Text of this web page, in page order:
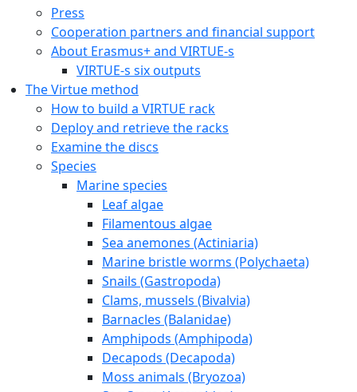
Press
Cooperation partners and financial support
About Erasmus+ and VIRTUE-s
VIRTUE-s six outputs
The Virtue method
How to build a VIRTUE rack
Deploy and retrieve the racks
Examine the discs
Species
Marine species
Leaf algae
Filamentous algae
Sea anemones (Actiniaria)
Marine bristle worms (Polychaeta)
Snails (Gastropoda)
Clams, mussels (Bivalvia)
Barnacles (Balanidae)
Amphipods (Amphipoda)
Decapods (Decapoda)
Moss animals (Bryozoa)